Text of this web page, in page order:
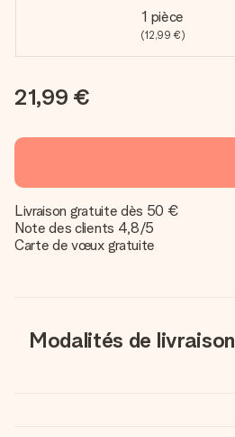
1 pièce
(12,99 €)
21,99 €
Livraison gratuite dès 50 €
Note des clients 4,8/5
Carte de vœux gratuite
Modalités de livraison